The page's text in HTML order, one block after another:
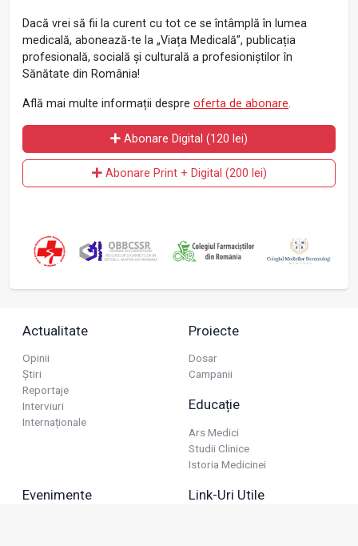
Dacă vrei să fii la curent cu tot ce se întâmplă în lumea
medicală, abonează-te la „Viața Medicală”, publicația
profesională, socială și culturală a profesioniștilor în
Sănătate din România!
Află mai multe informații despre oferta de abonare.
Abonare Digital (120 lei)
Abonare Print + Digital (200 lei)
Actualitate
Opinii
Știri
Reportaje
Interviuri
Internaționale
Proiecte
Dosar
Campanii
Educație
Ars Medici
Studii Clinice
Istoria Medicinei
Evenimente Link-Uri Utile